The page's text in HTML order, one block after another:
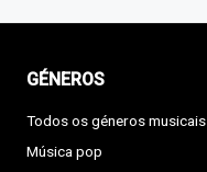
GÉNEROS
Todos os géneros musicais
Música pop